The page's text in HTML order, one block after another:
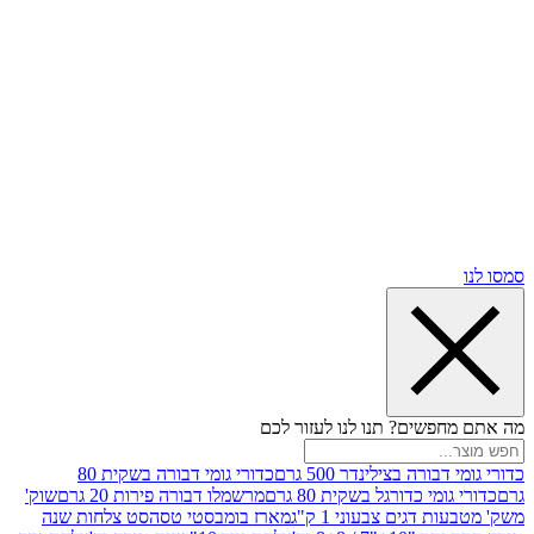
תנו לנו לעזור לכם
בצילינדר 500 גרם
כדורי גומי דבורה בשקית 80
כדורגל בשקית 80 גרם
מרשמלו דבורה פירות 20 גרם
שוק'
צבעוני 1 ק"ג
מארז בומבסטי טסהסט צלחות שנה